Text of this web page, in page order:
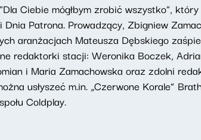
Ciebie mógłbym zrobić wszystko",
Patrona. Prowadzący, Zbigniew
aranżacjach Mateusza Dębskiego
redaktorki stacji: Weronika Boczek,
i Maria Zamachowska oraz zdolni
usłyszeć m.in. „Czerwone Korale”
Coldplay.